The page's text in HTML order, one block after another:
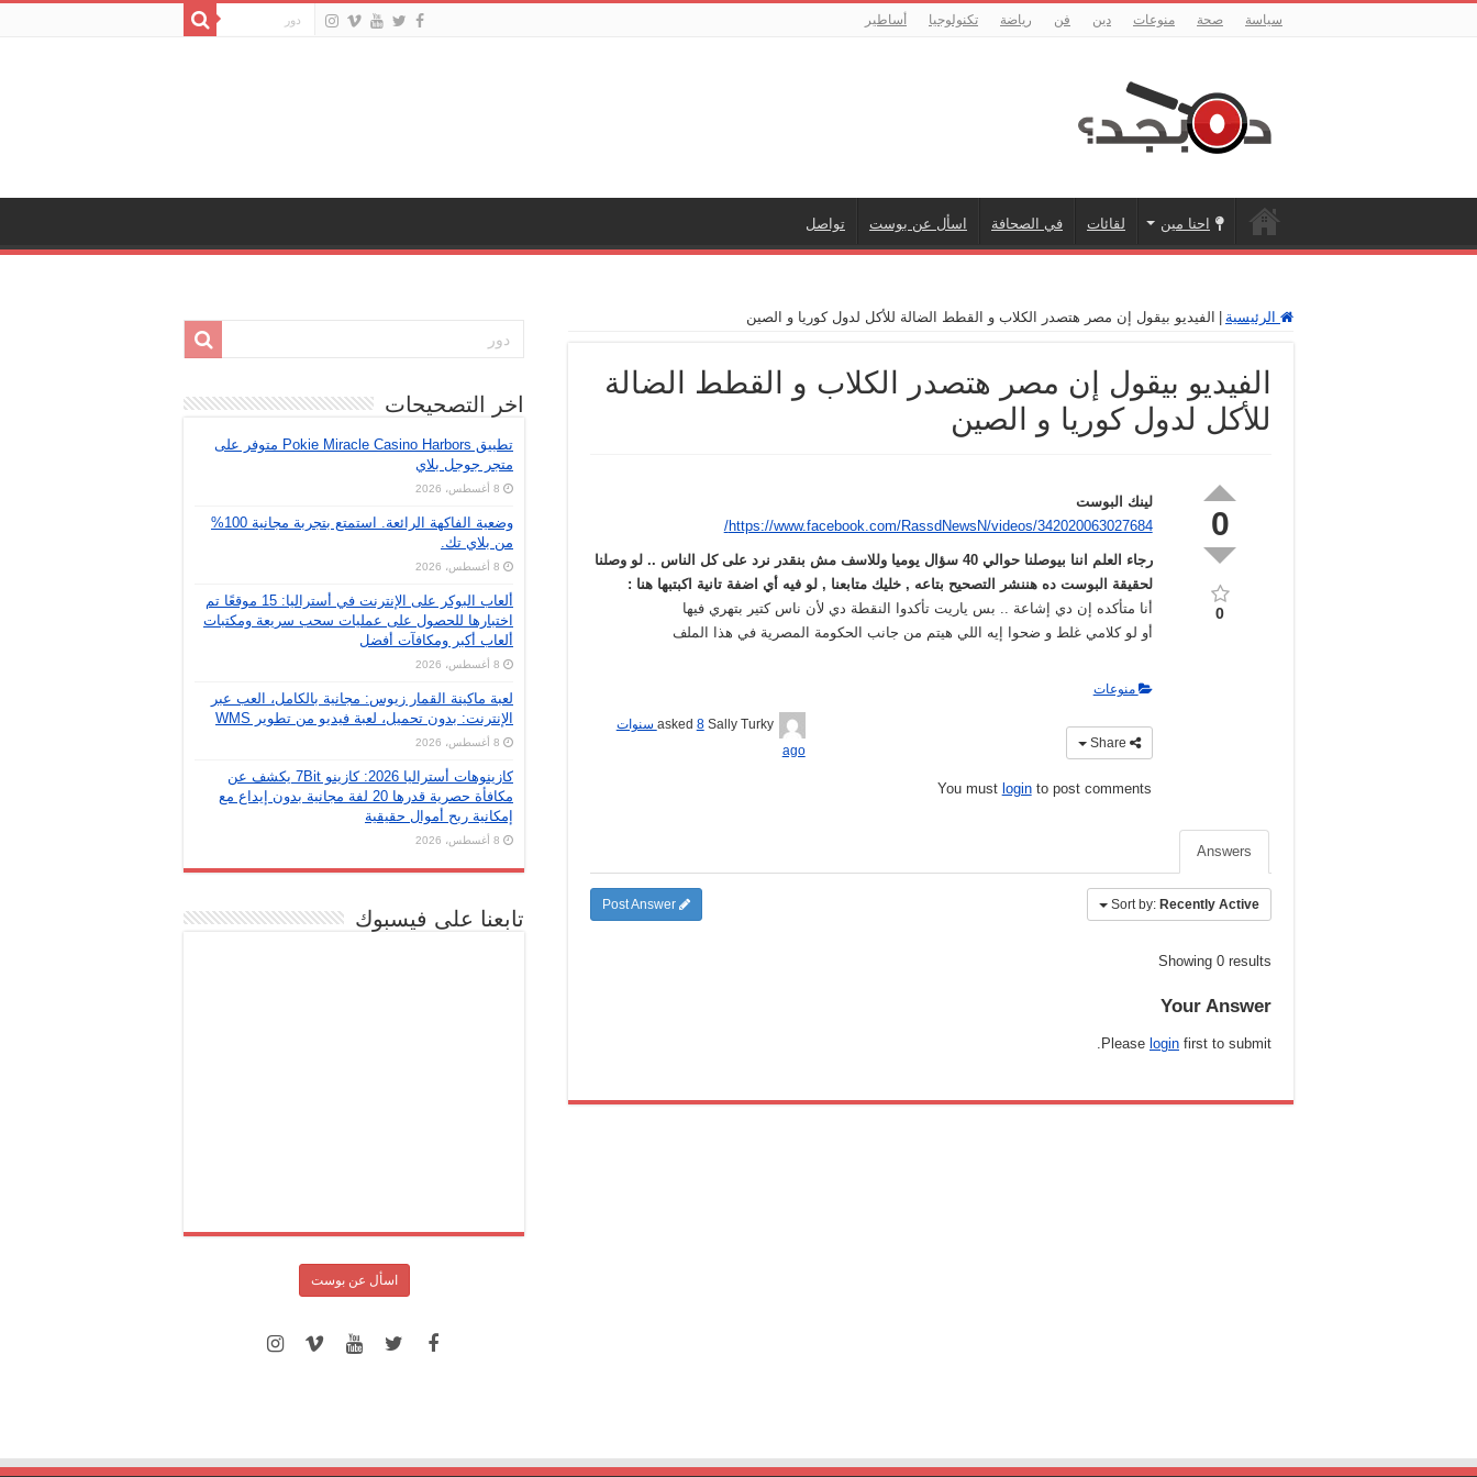
سياسة صحة منوعات دين فن رياضة تكنولوجيا أساطير
احنا مين لقائات في الصحافة اسأل عن بوست تواصل
الرئيسية الفيديو بيقول إن مصر هتصدر الكلاب و القطط الضالة للأكل لدول كوريا و الصين
الفيديو بيقول إن مصر هتصدر الكلاب و القطط الضالة
للأكل لدول كوريا و الصين
0
0
لينك البوست
https://www.facebook.com/RassdNewsN/videos/342020063027684/
رجاء العلم اننا بيوصلنا حوالي 40 سؤال يوميا وللاسف مش بنقدر نرد على كل الناس .. لو وصلنا
لحقيقة البوست ده هننشر التصحيح بتاعه , خليك متابعنا , لو فيه أي اضفة تانية اكبتبها هنا :
أنا متأكده إن دي إشاعة .. بس ياريت تأكدوا النقطة دي لأن ناس كتير بتهري فيها
أو لو كلامي غلط و ضحوا إيه اللي هيتم من جانب الحكومة المصرية في هذا الملف
منوعات
Sally Turky
asked
8 سنوات
ago
You must loginto post comments
Answers
Sort by: Recently Active
Showing 0 results
Your Answer
Please login first to submit.
اخر التصحيحات
تطبيق Pokie Miracle Casino Harbors متوفر على
متجر جوجل بلاي
8 أغسطس، 2026
وضعية الفاكهة الرائعة. استمتع بتجربة مجانية 100%
من بلاي تك.
8 أغسطس، 2026
ألعاب البوكر على الإنترنت في أستراليا: 15 موقعًا تم
اختبارها للحصول على عمليات سحب سريعة ومكتبات
ألعاب أكبر ومكافآت أفضل
8 أغسطس، 2026
لعبة ماكينة القمار زيوس: مجانية بالكامل، العب عبر
الإنترنت: بدون تحميل، لعبة فيديو من تطوير WMS
8 أغسطس، 2026
كازينوهات أستراليا 2026: كازينو 7Bit يكشف عن
مكافأة حصرية قدرها 20 لفة مجانية بدون إيداع مع
إمكانية ربح أموال حقيقية
8 أغسطس، 2026
تابعنا على فيسبوك
اسأل عن بوست